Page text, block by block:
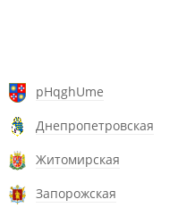
pHqghUme
Днепропетровская
Житомирская
Запорожская